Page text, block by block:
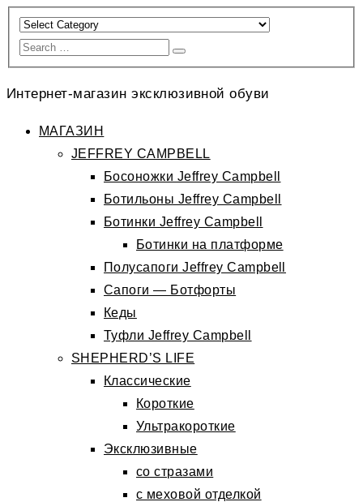
Интернет-магазин эксклюзивной обуви
МАГАЗИН
JEFFREY CAMPBELL
Босоножки Jeffrey Campbell
Ботильоны Jeffrey Campbell
Ботинки Jeffrey Campbell
Ботинки на платформе
Полусапоги Jeffrey Campbell
Сапоги — Ботфорты
Кеды
Туфли Jeffrey Campbell
SHEPHERD’S LIFE
Классические
Короткие
Ультракороткие
Эксклюзивные
со стразами
с меховой отделкой